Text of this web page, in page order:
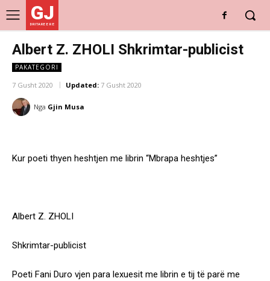
GJ
DRITARE E RE
Albert Z. ZHOLI Shkrimtar-publicist
PAKATEGORI
7 Gusht 2020 Updated: 7 Gusht 2020
Nga Gjin Musa
Kur poeti thyen heshtjen me librin “Mbrapa heshtjes”
Albert Z. ZHOLI
Shkrimtar-publicist
Poeti Fani Duro vjen para lexuesit me librin e tij të parë me